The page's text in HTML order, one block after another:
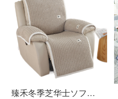
臻禾冬季芝华士ソファーカバー头等加厚舱芝华毛フランネルソファーカバー美甲功能沙发垫保暖防滑仕 菠萝フランネル-浅卡 单人位